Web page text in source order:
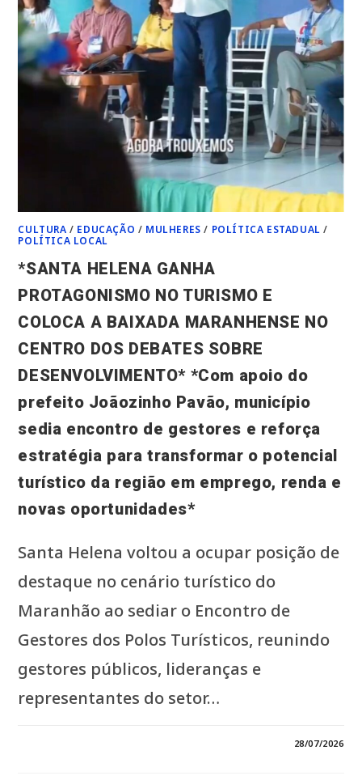
CULTURA / EDUCAÇÃO / MULHERES / POLÍTICA ESTADUAL /
POLÍTICA LOCAL
*SANTA HELENA GANHA
PROTAGONISMO NO TURISMO E
COLOCA A BAIXADA MARANHENSE NO
CENTRO DOS DEBATES SOBRE
DESENVOLVIMENTO* *Com apoio do
prefeito Joãozinho Pavão, município
sedia encontro de gestores e reforça
estratégia para transformar o potencial
turístico da região em emprego, renda e
novas oportunidades*
Santa Helena voltou a ocupar posição de
destaque no cenário turístico do
Maranhão ao sediar o Encontro de
Gestores dos Polos Turísticos, reunindo
gestores públicos, lideranças e
representantes do setor…
28/07/2026